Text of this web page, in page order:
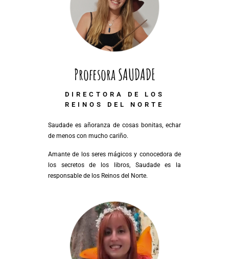
Profesora SAUDADE
DIRECTORA DE LOS
REINOS DEL NORTE
Saudade es añoranza de cosas bonitas, echar
de menos con mucho cariño.
Amante de los seres mágicos y conocedora de
los secretos de los libros, Saudade es la
responsable de los Reinos del Norte.